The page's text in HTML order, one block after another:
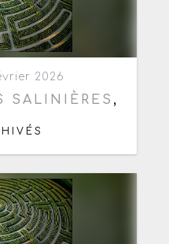
2026
SALINIÈRES ,